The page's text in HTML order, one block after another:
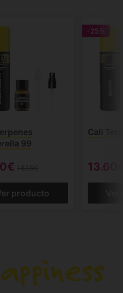
99
producto
-25%
Cali